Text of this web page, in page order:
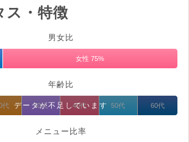
ス・特徴
男女比
女性 75%
年齢比
データが不足しています
代 30代 40代 50代 60代
メニュー比率